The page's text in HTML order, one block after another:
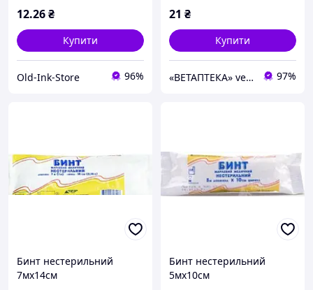
12.26₴
Купити
Old-Ink-Store 96%
21 ₴
Купити
«ВЕТАПТЕКА» vetapteka.vinnica.ua 97%
Бинт нестерильний
7мх14см
Бинт нестерильний
5мх10см